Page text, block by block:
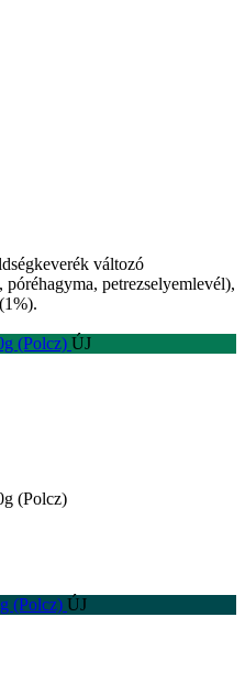
változó
póréhagyma, petrezselyemlevél),
ÚJ
ÚJ